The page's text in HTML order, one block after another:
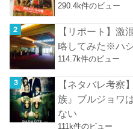
290.4k件のビュー
【リポート】激
略してみた※ハ
114.7k件のビュー
【ネタバレ考察
族』ブルジョワ
ない
111k件のビュー